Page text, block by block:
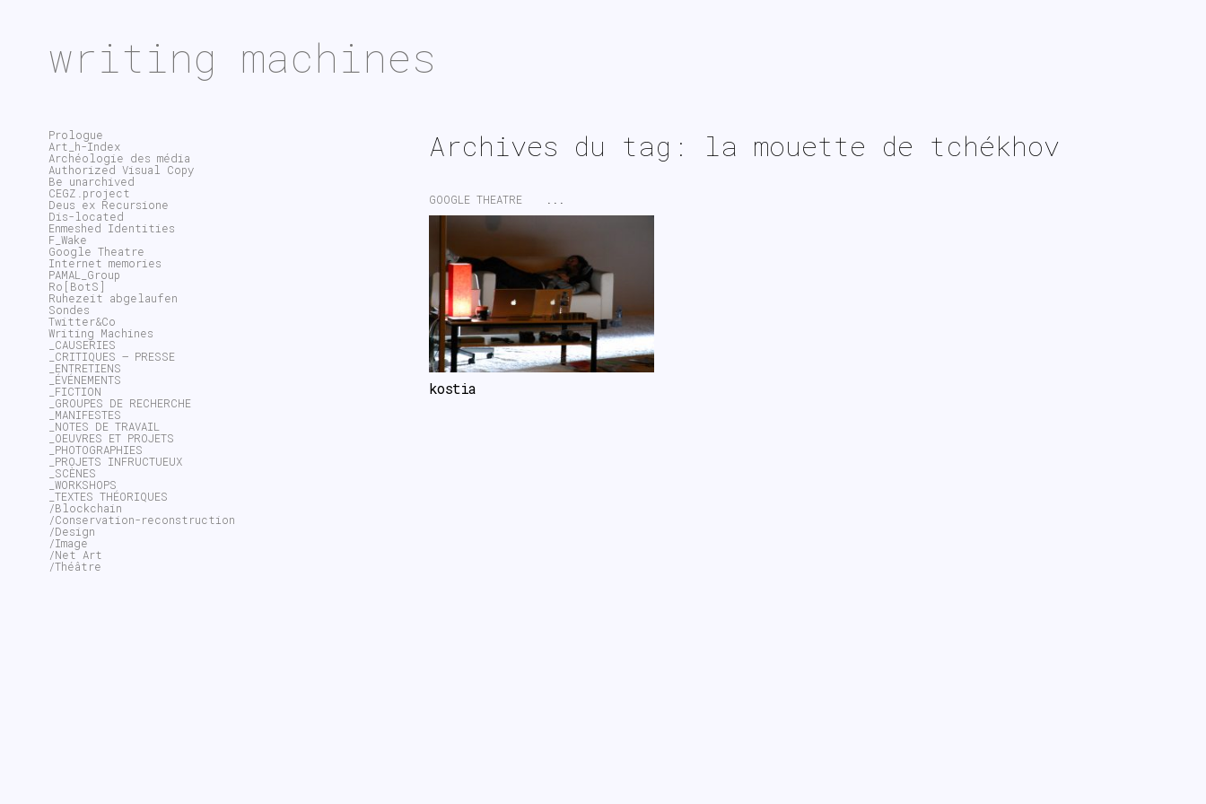
writing machines
Archives du tag: la mouette de tchékhov
GOOGLE THEATRE
kostia
Prologue
Art_h-Index
Archéologie des média
Authorized Visual Copy
Be unarchived
CEGZ.project
Deus ex Recursione
Dis-located
Enmeshed Identities
F_Wake
Google Theatre
Internet memories
PAMAL_Group
Ro[BotS]
Ruhezeit abgelaufen
Sondes
Twitter&Co
Writing Machines
_CAUSERIES
_CRITIQUES – PRESSE
_ENTRETIENS
_ÉVÉNEMENTS
_FICTION
_GROUPES DE RECHERCHE
_MANIFESTES
_NOTES DE TRAVAIL
_OEUVRES ET PROJETS
_PHOTOGRAPHIES
_PROJETS INFRUCTUEUX
_SCÈNES
_WORKSHOPS
_TEXTES THÉORIQUES
/Blockchain
/Conservation-reconstruction
/Design
/Image
/Net Art
/Théâtre